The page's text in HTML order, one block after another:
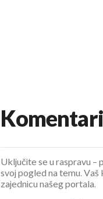
Komentari
Uključite se u raspravu –
svoj pogled na temu.
zajednicu našeg portala.